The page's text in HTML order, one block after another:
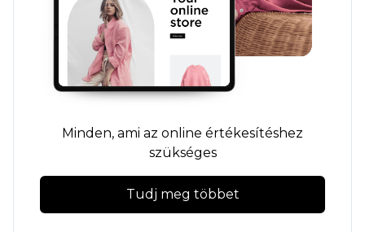
Minden, ami az online értékesítéshez
szükséges
Tudj meg többet